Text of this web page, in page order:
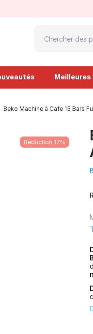
Meilleures
Beko Machine à Cafe 15 Bars
Réduction 17%